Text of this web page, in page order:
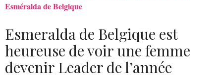
Esméralda de Belgique
Esmeralda de Belgique est
heureuse de voir une femme
devenir Leader de l’année